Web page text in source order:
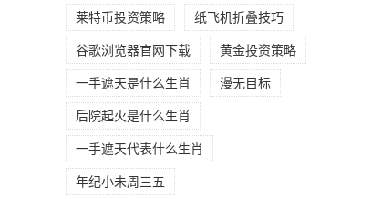
莱特币投资策略 纸飞机折叠技巧
谷歌浏览器官网下载 黄金投资策略
一手遮天是什么生肖 漫无目标
后院起火是什么生肖
一手遮天代表什么生肖
年纪小未周三五